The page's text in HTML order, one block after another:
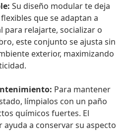
Su diseño modular te deja
que se adaptan a
para relajarte, socializar o
este conjunto se ajusta sin
exterior, maximizando
Para mantener
límpialos con un paño
químicos fuertes. El
a conservar su aspecto